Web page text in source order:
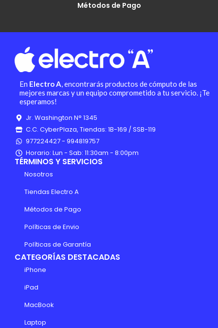
Métodos de Pago
En Electro A, encontrarás productos de cómputo de las
mejores marcas y un equipo comprometido a tu servicio. ¡Te
esperamos!
Jr. Washington N° 1345
C.C. CyberPlaza, Tiendas: 1B-169 / SSB-119
977224427 - 994819757
Horario: Lun - Sab: 11:30am - 8:00pm
TÉRMINOS Y SERVICIOS
Nosotros
Tiendas Electro A
Métodos de Pago
Políticas de Envio
Políticas de Garantía
CATEGORÍAS DESTACADAS
iPhone
iPad
MacBook
Laptop